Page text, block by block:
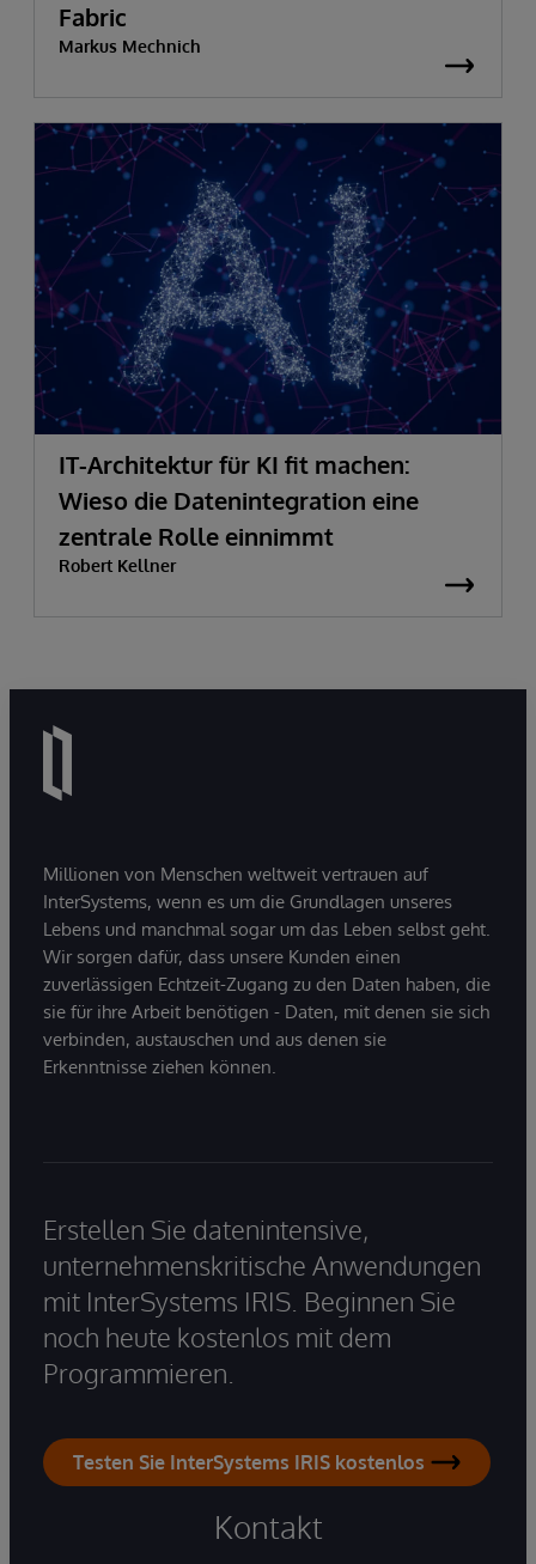
Fabric
Markus Mechnich
IT-Architektur für KI fit machen:
Wieso die Datenintegration eine
zentrale Rolle einnimmt
Robert Kellner
Millionen von Menschen weltweit vertrauen auf
InterSystems, wenn es um die Grundlagen unseres
Lebens und manchmal sogar um das Leben selbst geht.
Wir sorgen dafür, dass unsere Kunden einen
zuverlässigen Echtzeit-Zugang zu den Daten haben, die
sie für ihre Arbeit benötigen - Daten, mit denen sie sich
verbinden, austauschen und aus denen sie
Erkenntnisse ziehen können.
Erstellen Sie datenintensive,
unternehmenskritische Anwendungen
mit InterSystems IRIS. Beginnen Sie
noch heute kostenlos mit dem
Programmieren.
Testen Sie InterSystems IRIS kostenlos
Kontakt